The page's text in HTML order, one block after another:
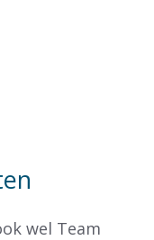
wel Team